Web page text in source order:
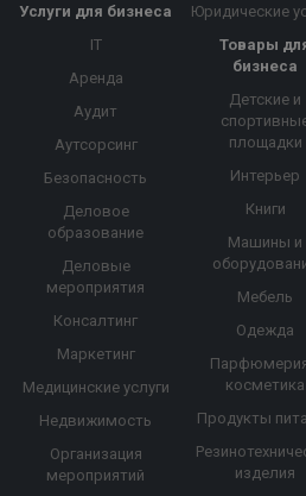
Услуги для бизнеса
IT
Аренда
Аудит
Аутсорсинг
Безопасность
Деловое
образование
Деловые
мероприятия
Консалтинг
Маркетинг
Медицинские услуги
Недвижимость
Организация
мероприятий
Юридические
Товары
бизнеса
Детские и
площадки
Интерьер
Книги
Машины и
Мебель
Одежда
косметика
Продукты
изделия